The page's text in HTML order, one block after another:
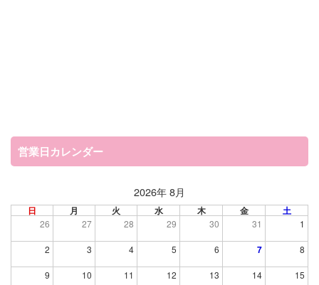
営業日カレンダー
2026年 8月
日 月 火 水 木 金 土
26 27 28 29 30 31 1
2 3 4 5 6 7 8
9 10 11 12 13 14 15